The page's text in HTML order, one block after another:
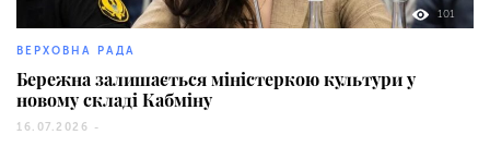
101
ВЕРХОВНА РАДА
Бережна залишається міністеркою культури у
новому складі Кабміну
16.07.2026 -